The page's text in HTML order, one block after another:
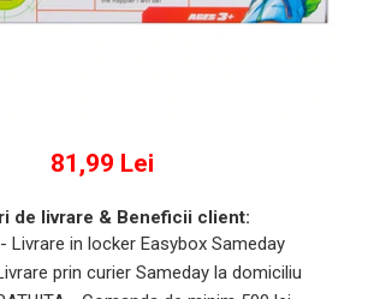
81,99 Lei
de livrare & Beneficii client:
Livrare in locker Easybox Sameday
prin curier Sameday la domiciliu